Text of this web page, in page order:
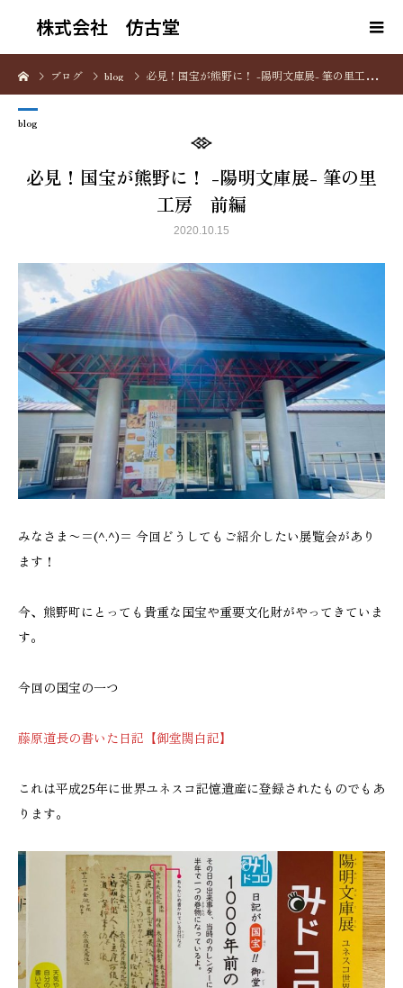
株式会社 仿古堂
ブログ blog 必見！国宝が熊野に！ -陽明文庫展- 筆の里工房 前編
blog
必見！国宝が熊野に！ -陽明文庫展- 筆の里
工房 前編
2020.10.15
みなさま〜=(^.^)= 今回どうしてもご紹介したい展覧会があり
ます！
今、熊野町にとっても貴重な国宝や重要文化財がやってきていま
す。
今回の国宝の一つ
藤原道長の書いた日記【御堂関白記】
これは平成25年に世界ユネスコ記憶遺産に登録されたものでもあ
ります。